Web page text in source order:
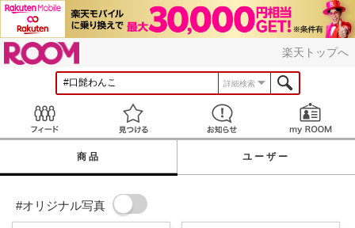
楽天トップへ
詳細検索
見つける お知らせ
商品 ユーザー
#オリジナル写真